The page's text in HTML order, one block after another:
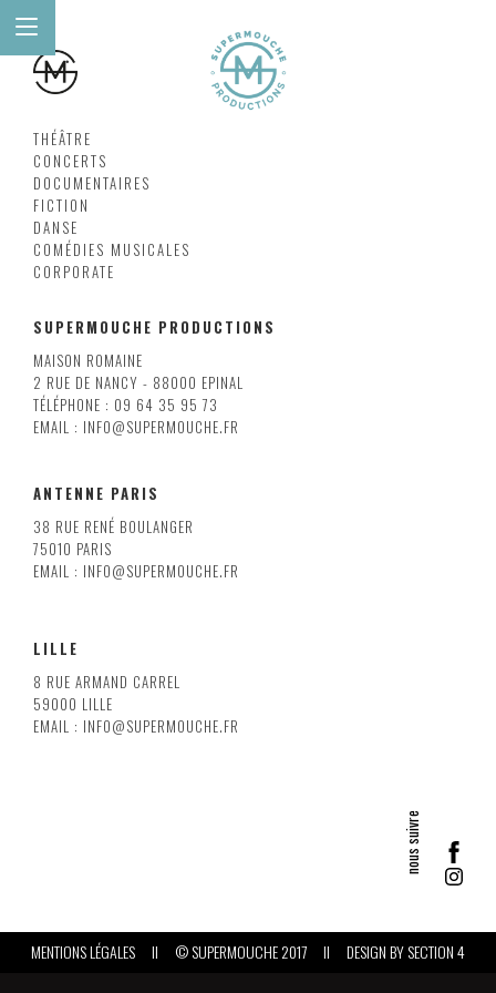
THÉÂTRE
CONCERTS
DOCUMENTAIRES
FICTION
DANSE
COMÉDIES MUSICALES
CORPORATE
SUPERMOUCHE PRODUCTIONS
MAISON ROMAINE
2 RUE DE NANCY - 88000 EPINAL
TÉLÉPHONE : 09 64 35 95 73
EMAIL : INFO@SUPERMOUCHE.FR
ANTENNE PARIS
38 RUE RENÉ BOULANGER
75010 PARIS
EMAIL : INFO@SUPERMOUCHE.FR
LILLE
8 RUE ARMAND CARREL
59000 LILLE
EMAIL : INFO@SUPERMOUCHE.FR
MENTIONS LÉGALES II © SUPERMOUCHE 2017 II DESIGN BYSECTION 4